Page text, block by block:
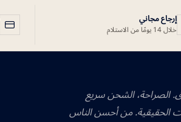
إرجاع مجاني
خلال 14 يومًا من الاستلام
الصراحة، الشحن سريع
الحقيقية. من أحسن الناس